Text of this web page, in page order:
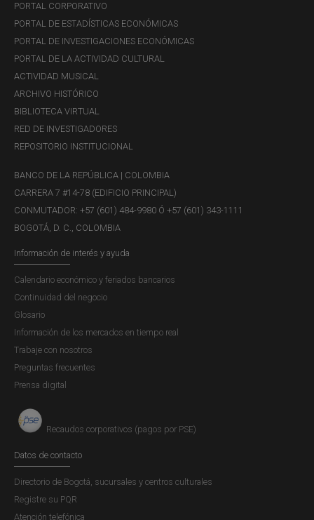
PORTAL CORPORATIVO
PORTAL DE ESTADÍSTICAS ECONÓMICAS
PORTAL DE INVESTIGACIONES ECONÓMICAS
PORTAL DE LA ACTIVIDAD CULTURAL
ACTIVIDAD MUSICAL
ARCHIVO HISTÓRICO
BIBLIOTECA VIRTUAL
RED DE INVESTIGADORES
REPOSITORIO INSTITUCIONAL
BANCO DE LA REPÚBLICA | COLOMBIA
CARRERA 7 #14-78 (EDIFICIO PRINCIPAL)
CONMUTADOR: +57 (601) 484-9980 Ó +57 (601) 343-1111
BOGOTÁ, D. C., COLOMBIA
Información de interés y ayuda
Calendario económico y feriados bancarios
Continuidad del negocio
Glosario
Información de los mercados en tiempo real
Trabaje con nosotros
Preguntas frecuentes
Prensa digital
Recaudos corporativos (pagos por PSE)
Datos de contacto
Directorio de Bogotá, sucursales y centros culturales
Registre su PQR
Atención telefónica